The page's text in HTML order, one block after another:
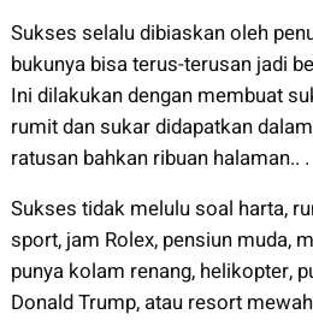
Sukses selalu dibiaskan oleh
bukunya bisa terus-terusan jadi
Ini dilakukan dengan membuat
rumit dan sukar didapatkan
ratusan bahkan ribuan halaman.. .
Sukses tidak melulu soal harta,
sport, jam Rolex, pensiun muda,
punya kolam renang, helikopter,
Donald Trump, atau resort